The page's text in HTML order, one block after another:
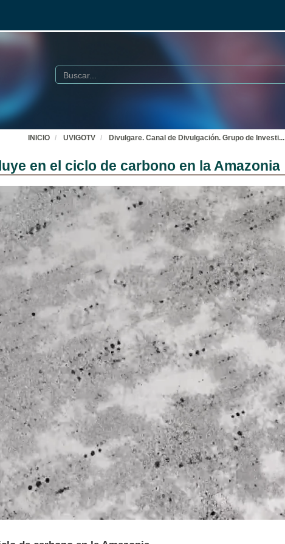
Buscar
INICIO UVIGOTV Divulgare. Canal de Divulgación. Grupo de Investi...
en el ciclo de carbono en la Amazonia